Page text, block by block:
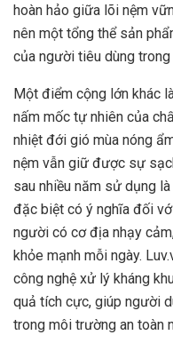
hoàn hảo giữa lõi nệm
nên một tổng thể sản
của người tiêu dùng trong
Một điểm cộng lớn khác
nấm mốc tự nhiên của
nhiệt đới gió mùa nóng
nệm vẫn giữ được sự
sau nhiều năm sử dụng
đặc biệt có ý nghĩa đối
người có cơ địa nhạy
khỏe mạnh mỗi ngày.
công nghệ xử lý kháng
quả tích cực, giúp người
trong môi trường an toàn